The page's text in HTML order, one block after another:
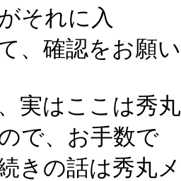
それに入
、確認をお願
実はここは秀
で、お手数で
きの話は秀丸